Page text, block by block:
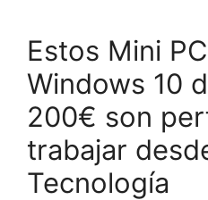
Estos Mini
Windows 10
200€ son
trabajar
Tecnología